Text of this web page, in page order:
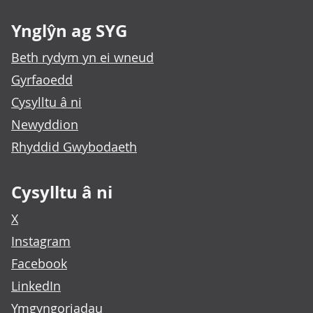
Ynglŷn ag SYG
Beth rydym yn ei wneud
Gyrfaoedd
Cysylltu â ni
Newyddion
Rhyddid Gwybodaeth
Cysylltu â ni
X
Instagram
Facebook
LinkedIn
Ymgyngoriadau